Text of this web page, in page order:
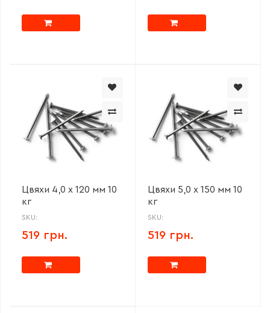
Цвяхи 4,0 х 120 мм 10
кг
SKU:
519 грн.
Цвяхи 5,0 х 150 мм 10
кг
SKU:
519 грн.